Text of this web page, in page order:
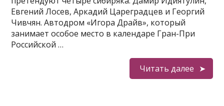
Евгений Лосев, Аркадий Цареградцев и Георгий
Чивчян. Автодром «Игора Драйв», который
занимает особое место в календаре Гран-При
Российской …
Читать далее